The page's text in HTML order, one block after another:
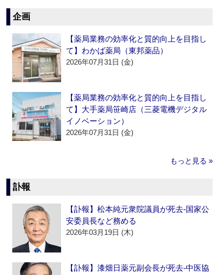
企画
【薬局業務の効率化と質的向上を目指し
て】わかば薬局（東邦薬品）
2026年07月31日 (金)
【薬局業務の効率化と質的向上を目指し
て】大手薬局笹崎店（三菱電機デジタル
イノベーション）
2026年07月31日 (金)
もっと見る »
訃報
【訃報】松本純元衆院議員が死去‐国家公
安委員長など務める
2026年03月19日 (木)
【訃報】漆畑日薬元副会長が死去‐中医協